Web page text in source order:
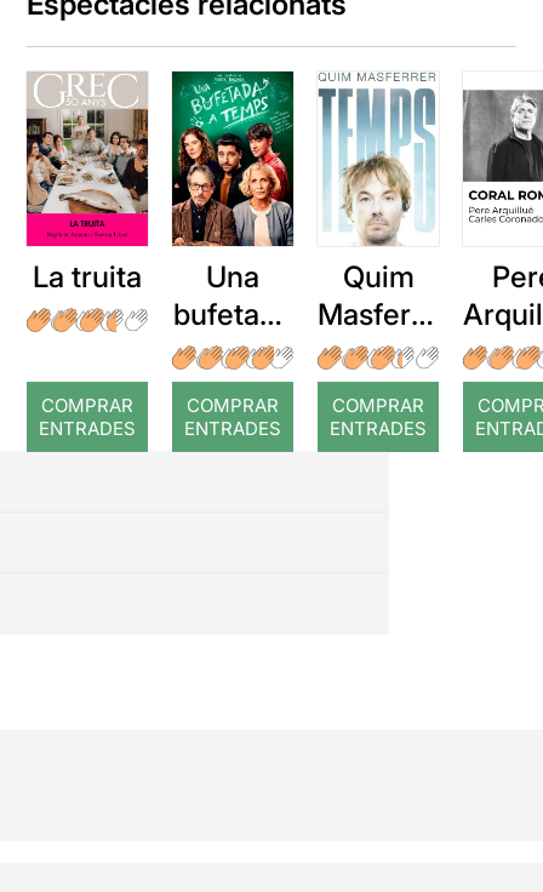
La truita
COMPRAR
ENTRADES
Una
bufetada
a temps
COMPRAR
ENTRADES
Quim
Masferre
r: Temps
COMPRAR
ENTRADES
: